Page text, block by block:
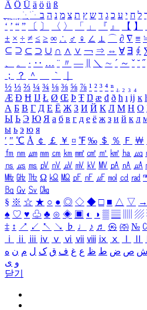
Ä Ö Ü ä ö ü ß
ִֶֹ ֻּ ׁׂ ל ח י ע כ ג ד ש ץ ת צ מ נ ה ב
‘ ’ “ ” 〔 〕 〈 〉 「 」 『 』 【 】
± × ÷ ≠ ≤ ≥ ∞ ∴ ♂ ♀ ∠ ⊥ ⌒ ∂ ∇ ≡
⊆ ⊇ ⊂ ⊃ ∪ ∩ ∧ ∨ ￢ ⇒ ⇔ ∀ ∃ ∮
、
。 · ‥ … ¨ 〃 ― ＼ ∼ ´ ～ ˇ ˘ ˝
；
？ ＾ ｀
½ ⅓ ⅔ ¼ ¾ ⅛ ⅜ ⅝ ⅞ ¹ ² ³ ⁴ ⁿ ₁ ₂ ₃ ₄
Æ Ð Ħ Ĳ Ł Ø Œ Þ Ŧ Ŋ æ đ ð ħ ı ĳ ĸ
А Б В Г Д Е Ё Ж З И Й К Л М Н О
Ы Ь Э Ю Я а б в г д е ё ж з и й к л
ы ь э ю я
′ ″ ℃ Å ￠ ￡ ￥ ¤ ℉ ‰ ＄ ％ Ｆ ￦
㎙ ㎚ ㎛ ㎜ ㎝ ㎞ ㎟ ㎠ ㎡ ㎢ ㏊ ㎍
㎱ ㎲ ㎳ ㎴ ㎵ ㎶ ㎷ ㎸ ㎹ ㎀ ㎁ ㎂
㎒ ㎓ ㎔ Ω ㏀ ㏁ ㎊ ㎋ ㎌ ㏖ ㏅ ㎭
㏃ ㏉ ㏜ ㏆
§ ※ ☆ ★ ○ ● ◎ ◇ ◆ □ ■ △ ▽ →
♠ ♡ ♥ ♧ ♣ ⊙ ◈ ▣ ◐ ◑ ▒ ▤ ▨
‡ ↕ ↗ ↙ ↖ ↘ ♭ ♩ ♪ ♬ ㉿ ㈜ №
ⅰ
ⅱ ⅲ ⅳ ⅴ ⅵ ⅶ ⅷ ⅸ ⅹ
ش ص ض ط ظ ع غ ف ق ک ل م ن ه
و ی
닫기